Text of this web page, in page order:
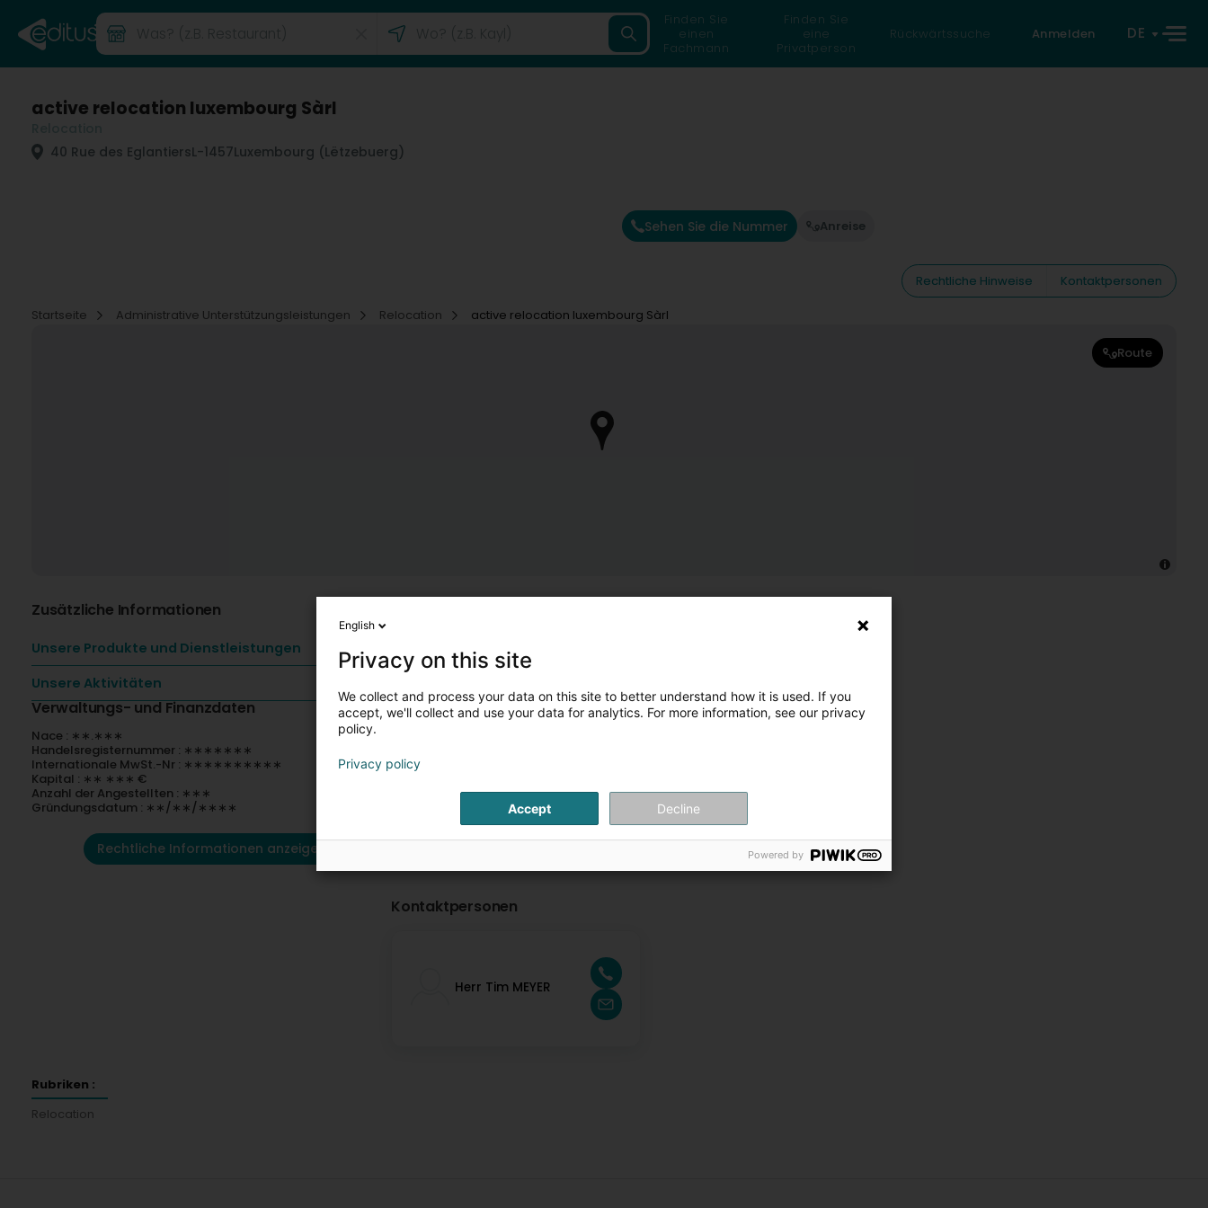
Finden Sie
einen
Fachmann
Finden Sie
eine
Privatperson
Rückwärtssuche Anmelden DE
active relocation luxembourg Sàrl
40 Rue des EglantiersL-1457Luxembourg (Lëtzebuerg)
Sehen Sie die Nummer Anreise
Rechtliche Hinweise
Kontaktpersonen
Startseite
Administrative Unterstützungsleistungen Relocation active relocation luxembourg Sàrl
Route
Zusätzliche Informationen
Unsere Produkte und Dienstleistungen
Unsere Aktivitäten
Verwaltungs- und Finanzdaten
Nace : ∗∗.∗∗∗
Handelsregisternummer : ∗∗∗∗∗∗∗
Internationale MwSt.-Nr : ∗∗∗∗∗∗∗∗∗∗
Kapital : ∗∗ ∗∗∗ €
Anzahl der Angestellten : ∗∗∗
Gründungsdatum : ∗∗/∗∗/∗∗∗∗
Rechtliche Informationen anzeigen
Kontaktpersonen
Herr Tim MEYER
Rubriken :
Relocation
English
Privacy on this site
We collect and process your data on this site to better understand how it is used. If you
accept, we'll collect and use your data for analytics. For more information, see our privacy
policy.
Privacy policy
Accept Decline
Powered by